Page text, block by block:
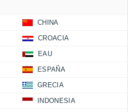
CHINA
CROACIA
EAU
ESPAÑA
GRECIA
INDONESIA